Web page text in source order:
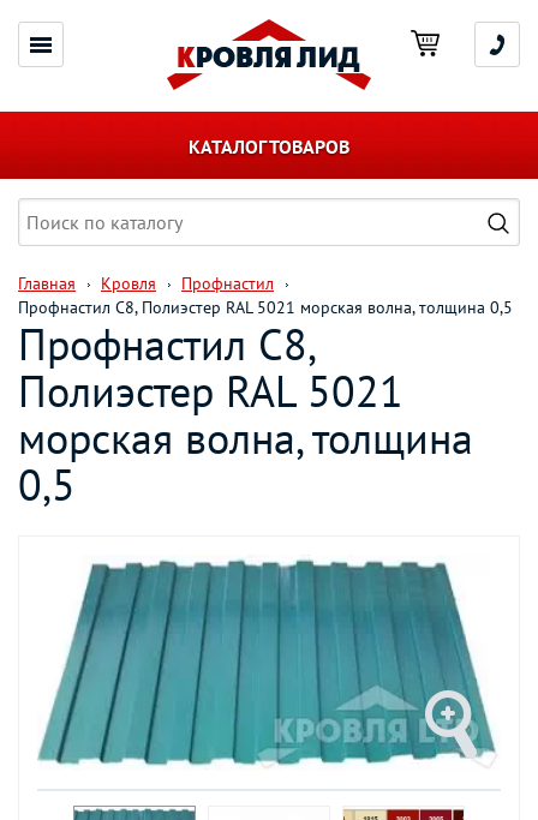
КАТАЛОГ ТОВАРОВ
Главная Кровля
Профнастил
Профнастил С8, Полиэстер RAL 5021 морская волна, толщина 0,5
Профнастил С8,
Полиэстер RAL 5021
морская волна, толщина
0,5